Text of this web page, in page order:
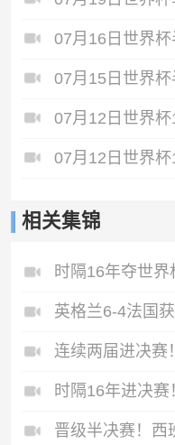
07月15日世界
相关集锦